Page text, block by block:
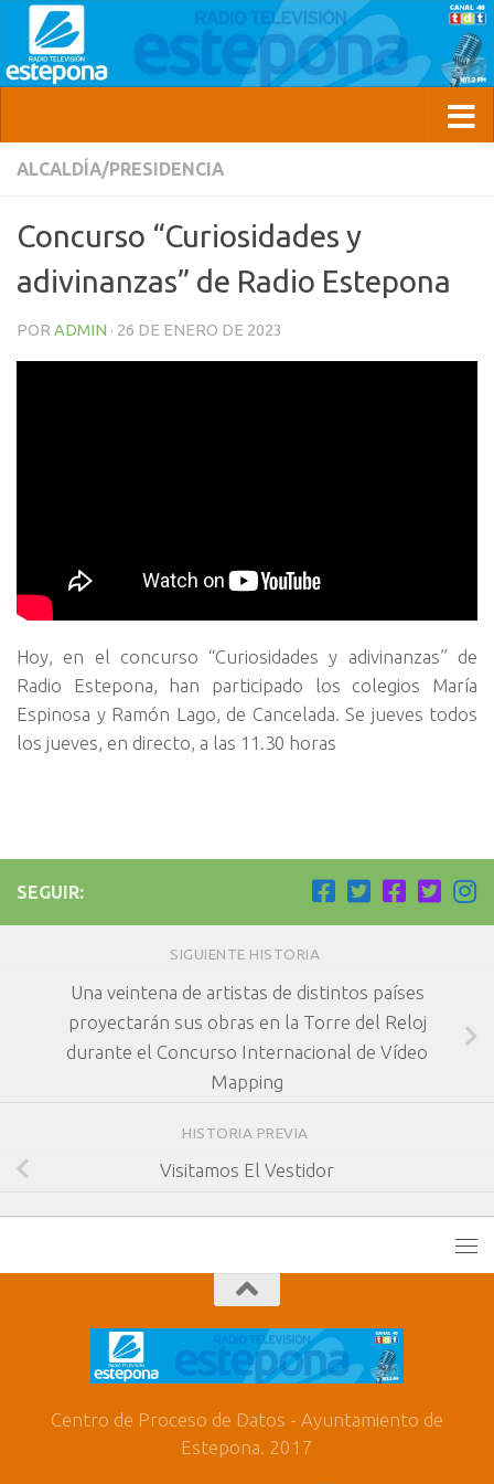
ALCALDÍA/PRESIDENCIA
Concurso “Curiosidades y
adivinanzas” de Radio Estepona
POR ADMIN · 26 DE ENERO DE 2023
Hoy, en el concurso “Curiosidades y adivinanzas” de
Radio Estepona, han participado los colegios María
Espinosa y Ramón Lago, de Cancelada. Se jueves todos
los jueves, en directo, a las 11.30 horas
SEGUIR:
SIGUIENTE HISTORIA
Una veintena de artistas de distintos países
proyectarán sus obras en la Torre del Reloj
durante el Concurso Internacional de Vídeo
Mapping
HISTORIA PREVIA
Visitamos El Vestidor
Centro de Proceso de Datos - Ayuntamiento de
Estepona. 2017